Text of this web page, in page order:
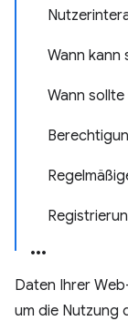
Wann kann
Wann
Daten Ihrer
um die Nutzung